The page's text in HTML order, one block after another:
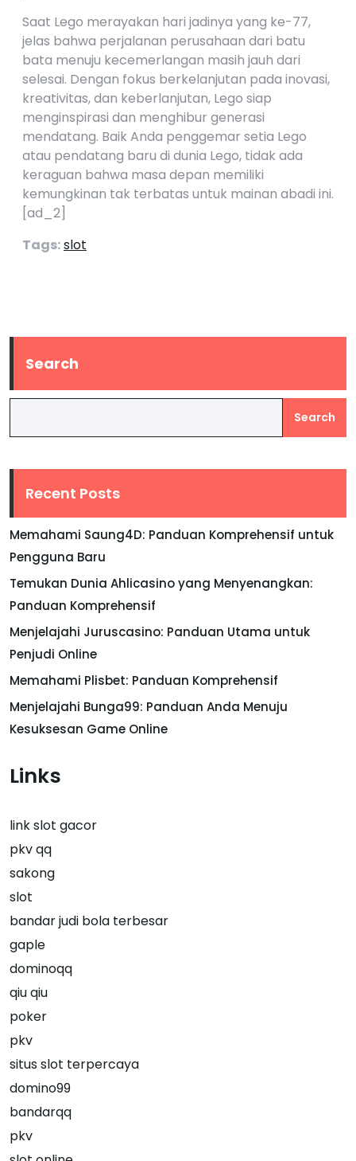
Saat Lego merayakan hari jadinya yang ke-77,
jelas bahwa perjalanan perusahaan dari batu
bata menuju kecemerlangan masih jauh dari
selesai. Dengan fokus berkelanjutan pada inovasi,
kreativitas, dan keberlanjutan, Lego siap
menginspirasi dan menghibur generasi
mendatang. Baik Anda penggemar setia Lego
atau pendatang baru di dunia Lego, tidak ada
keraguan bahwa masa depan memiliki
kemungkinan tak terbatas untuk mainan abadi ini.
[ad_2]
Tags:slot
Search
Search
Recent Posts
Memahami Saung4D: Panduan Komprehensif untuk
Pengguna Baru
Temukan Dunia Ahlicasino yang Menyenangkan:
Panduan Komprehensif
Menjelajahi Juruscasino: Panduan Utama untuk
Penjudi Online
Memahami Plisbet: Panduan Komprehensif
Menjelajahi Bunga99: Panduan Anda Menuju
Kesuksesan Game Online
Links
link slot gacor
pkv qq
sakong
slot
bandar judi bola terbesar
gaple
dominoqq
qiu qiu
poker
pkv
situs slot terpercaya
domino99
bandarqq
pkv